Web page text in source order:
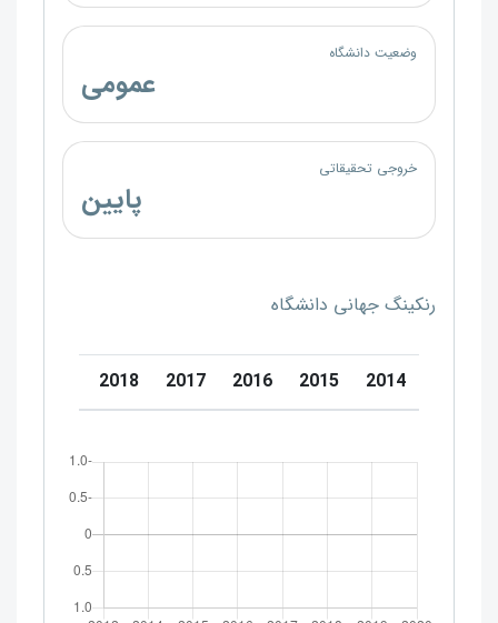
وضعیت دانشگاه
عمومی
خروجی تحقیقاتی
پایین
رنکینگ جهانی دانشگاه
2014
2015
2016
2017
2018